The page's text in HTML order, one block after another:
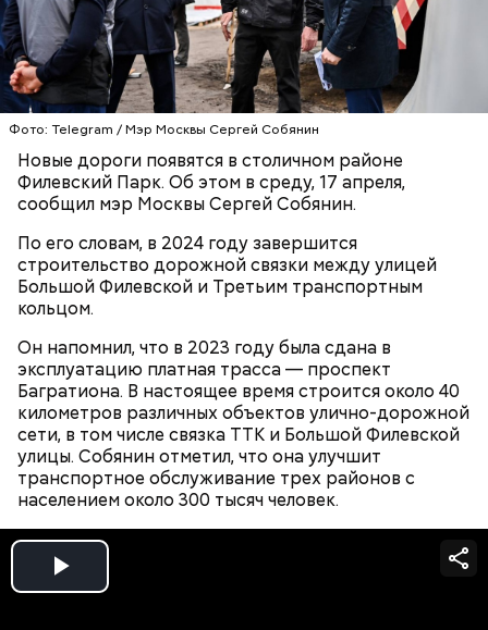
Фото: Telegram / Мэр Москвы Сергей Собянин
Новые дороги появятся в столичном районе
Филевский Парк. Об этом в среду, 17 апреля,
сообщил мэр Москвы Сергей Собянин.
По его словам, в 2024 году завершится
строительство дорожной связки между улицей
Большой Филевской и Третьим транспортным
кольцом.
Он напомнил, что в 2023 году была сдана в
эксплуатацию платная трасса — проспект
Багратиона. В настоящее время строится около 40
километров различных объектов улично-дорожной
сети, в том числе связка ТТК и Большой Филевской
улицы. Собянин отметил, что она улучшит
транспортное обслуживание трех районов с
населением около 300 тысяч человек.
Play